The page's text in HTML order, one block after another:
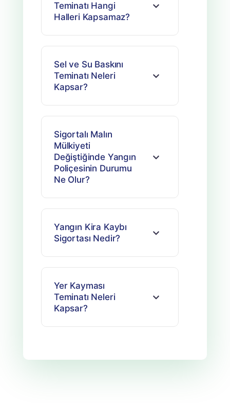
Teminatı Hangi
Halleri Kapsamaz?
Sel ve Su Baskını
Teminatı Neleri
Kapsar?
Sigortalı Malın
Mülkiyeti
Değiştiğinde Yangın
Poliçesinin Durumu
Ne Olur?
Yangın Kira Kaybı
Sigortası Nedir?
Yer Kayması
Teminatı Neleri
Kapsar?